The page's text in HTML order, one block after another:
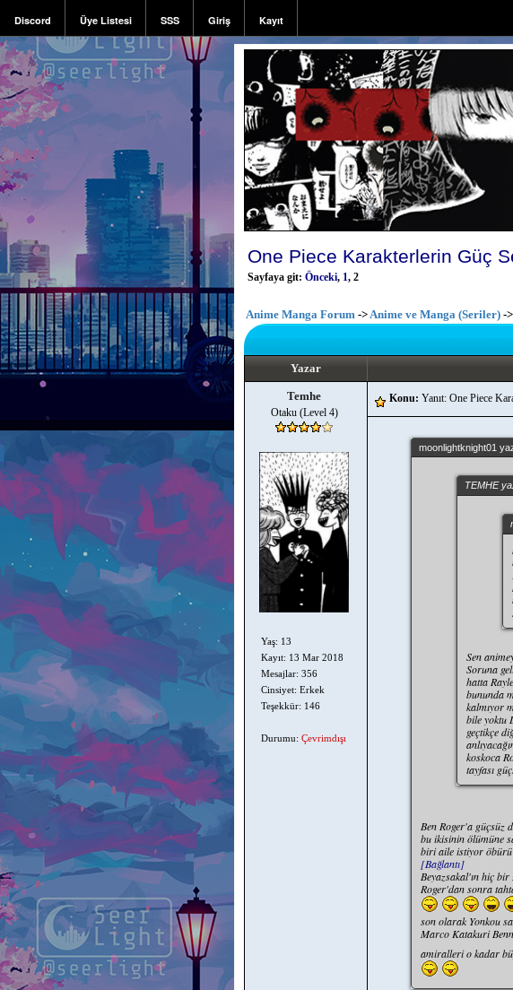
Discord Üye Listesi SSS Giriş Kayıt
One Piece Karakterlerin Güç
Sayfaya git: Önceki, 1, 2
Anime Manga Forum ->Anime ve Manga (Seriler) ->
Yazar
Temhe
Otaku (Level 4)
Yaş: 13
Kayıt: 13 Mar 2018
Mesajlar: 356
Cinsiyet: Erkek
Teşekkür: 146
Durumu: Çevrimdışı
Konu: Yanıt: One Piece
moonlightknight01
TEMHE
Sen
Soruna
hatta
bununda
kalmıyor
bile yoktu
geçtikçe
koskoca
tayfası
Ben Roger'a güçsüz
bu ikisinin ölümüne
biri aile istiyor
[Bağlantı]
Beyazsakal'ın hiç
Roger'dan sonra
son olarak Yonkou
Marco Katakuri
amiralleri o kadar